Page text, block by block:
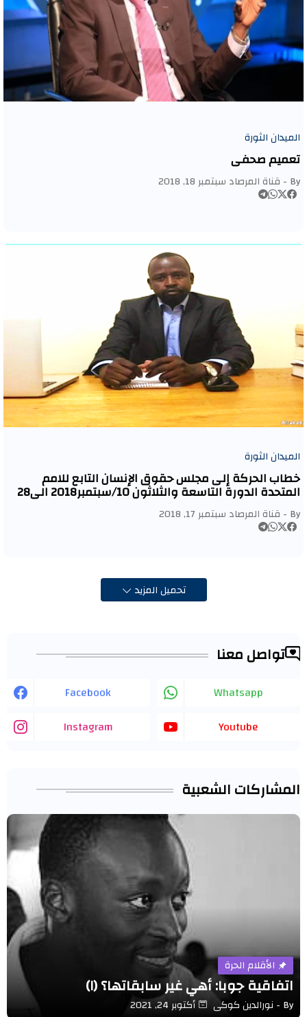
الميدان الثورة
تعميم صحفي
By - قناة المرصاد سبتمبر 18, 2018
الميدان الثورة
خطاب الحركة إلى مجلس حقوق الإنسان التابع للامم
المتحدة الدورة التاسعة والثلاثون 10/سبتمبر2018 الى28
سبتمبر2018By - قناة المرصاد سبتمبر 17, 2018
تحميل المزيد
تواصل معنا
Facebook
Whatsapp
Instagram
Youtube
المشاركات الشعبية
الأقلام الحرة
اتفاقية جوبا: أهي غير سابقاتها؟ (١)
By - نورالدين كوكى أكتوبر 24, 2021